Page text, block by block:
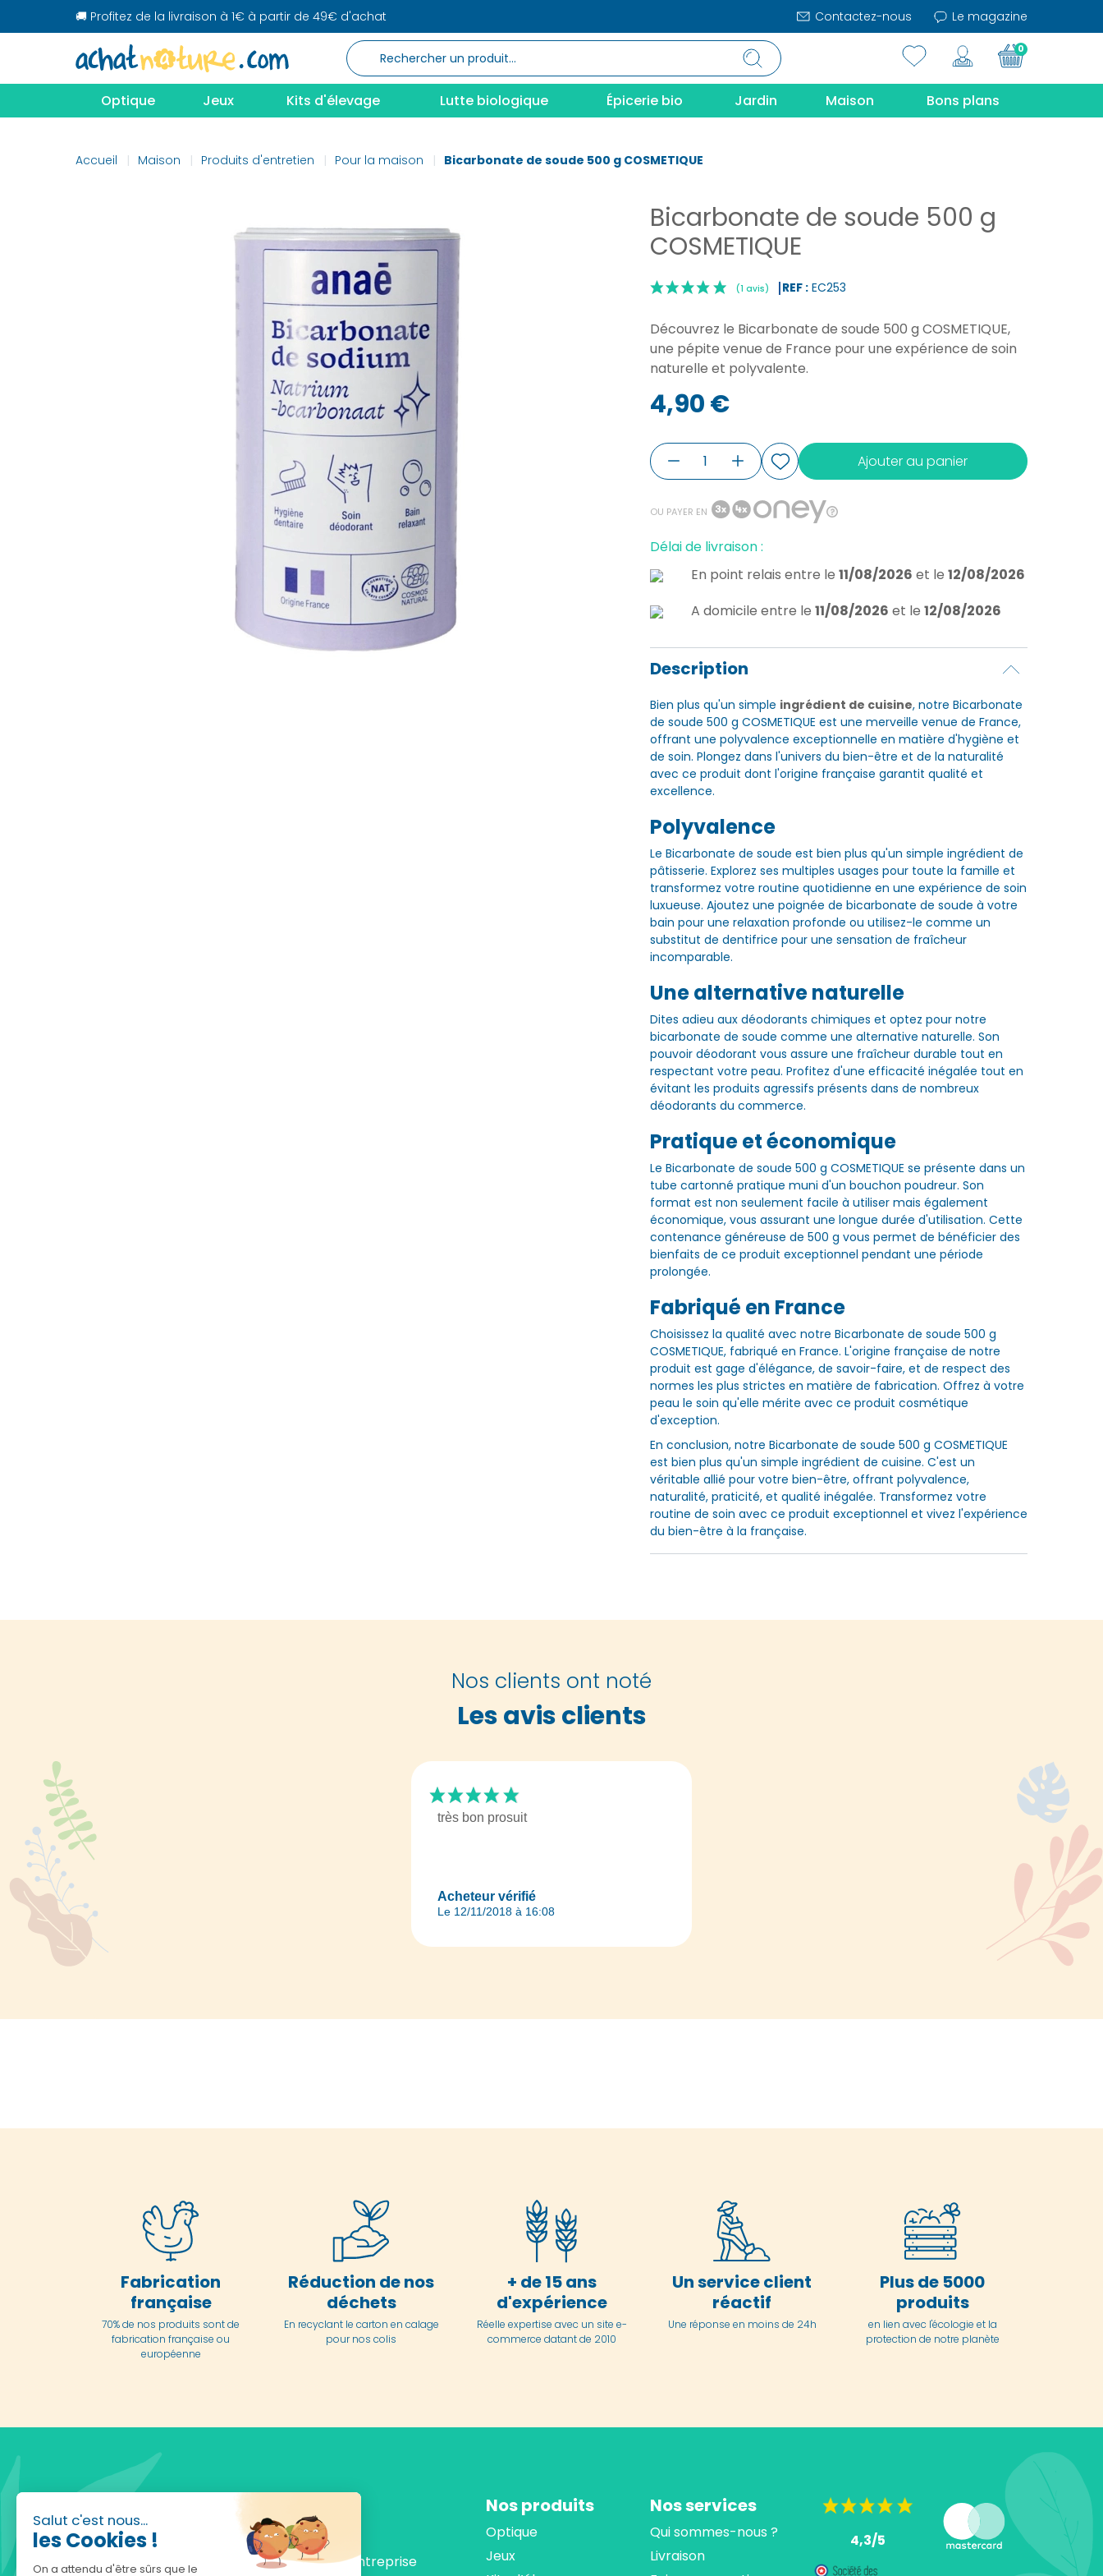
Salut c'est nous...
les Cookies !
On a attendu d'être sûrs que le
🚚 Profitez de la livraison à 1€ à partir de 49€ d'achat Contactez-nous Le magazine
0
Optique Jeux Kits d'élevage Lutte biologique Épicerie bio Jardin Maison Bons plans
Accueil Maison Produits d'entretien Pour la maison Bicarbonate de soude 500 g COSMETIQUE
Bicarbonate de soude 500 g
COSMETIQUE
REF : EC253
|
Découvrez le Bicarbonate de soude 500 g COSMETIQUE,
une pépite venue de France pour une expérience de soin
naturelle et polyvalente.
4,90 €
Ajouter au panier
OU PAYER EN
Délai de livraison :
En point relais entre le 11/08/2026 et le 12/08/2026
A domicile entre le 11/08/2026 et le 12/08/2026
Description
Bien plus qu'un simple ingrédient de cuisine, notre Bicarbonate
de soude 500 g COSMETIQUE est une merveille venue de France,
offrant une polyvalence exceptionnelle en matière d'hygiène et
de soin. Plongez dans l'univers du bien-être et de la naturalité
avec ce produit dont l'origine française garantit qualité et
excellence.
Polyvalence
Le Bicarbonate de soude est bien plus qu'un simple ingrédient de
pâtisserie. Explorez ses multiples usages pour toute la famille et
transformez votre routine quotidienne en une expérience de soin
luxueuse. Ajoutez une poignée de bicarbonate de soude à votre
bain pour une relaxation profonde ou utilisez-le comme un
substitut de dentifrice pour une sensation de fraîcheur
incomparable.
Une alternative naturelle
Dites adieu aux déodorants chimiques et optez pour notre
bicarbonate de soude comme une alternative naturelle. Son
pouvoir déodorant vous assure une fraîcheur durable tout en
respectant votre peau. Profitez d'une efficacité inégalée tout en
évitant les produits agressifs présents dans de nombreux
déodorants du commerce.
Pratique et économique
Le Bicarbonate de soude 500 g COSMETIQUE se présente dans un
tube cartonné pratique muni d'un bouchon poudreur. Son
format est non seulement facile à utiliser mais également
économique, vous assurant une longue durée d'utilisation. Cette
contenance généreuse de 500 g vous permet de bénéficier des
bienfaits de ce produit exceptionnel pendant une période
prolongée.
Fabriqué en France
Choisissez la qualité avec notre Bicarbonate de soude 500 g
COSMETIQUE, fabriqué en France. L'origine française de notre
produit est gage d'élégance, de savoir-faire, et de respect des
normes les plus strictes en matière de fabrication. Offrez à votre
peau le soin qu'elle mérite avec ce produit cosmétique
d'exception.
En conclusion, notre Bicarbonate de soude 500 g COSMETIQUE
est bien plus qu'un simple ingrédient de cuisine. C'est un
véritable allié pour votre bien-être, offrant polyvalence,
naturalité, praticité, et qualité inégalée. Transformez votre
routine de soin avec ce produit exceptionnel et vivez l'expérience
du bien-être à la française.
Nos clients ont noté
Les avis clients
Acheteur vérifié
Le 12/11/2018 à 16:08
très bon prosuit
Fabrication
française
70% de nos produits sont de
fabrication française ou
européenne
Réduction de nos
déchets
En recyclant le carton en calage
pour nos colis
+ de 15 ans
d'expérience
Réelle expertise avec un site e-
commerce datant de 2010
Un service client
réactif
Une réponse en moins de 24h
Plus de 5000
produits
en lien avec l'écologie et la
protection de notre planète
Fondée en 2010, achatnature.com est une entreprise
Nos produits
Optique
Jeux
Nos services
Qui sommes-nous ?
Livraison
4,3/5